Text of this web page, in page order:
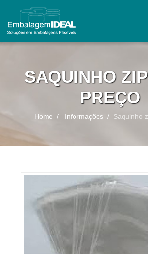
SAQUINHO
PREÇO
Home Informações Saquinho